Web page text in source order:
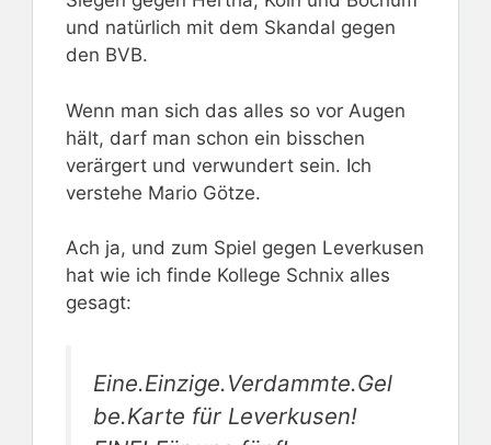
und natürlich mit dem Skandal gegen
den BVB.
Wenn man sich das alles so vor Augen
hält, darf man schon ein bisschen
verärgert und verwundert sein. Ich
verstehe Mario Götze.
Ach ja, und zum Spiel gegen Leverkusen
hat wie ich finde Kollege Schnix alles
gesagt:
Eine.Einzige.Verdammte.Gel
be.Karte für Leverkusen!